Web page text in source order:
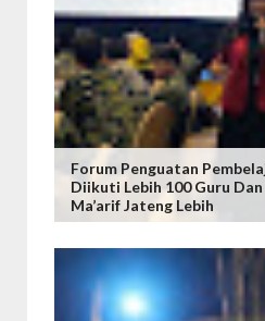
Forum Penguatan
Diikuti Lebih 100 Guru
Ma’arif Jateng Lebih